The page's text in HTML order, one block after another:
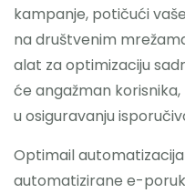
kampanje, potičući
na društvenim
alat za optimizaciju
će angažman
u osiguravanju
Optimail
automatizirane e-